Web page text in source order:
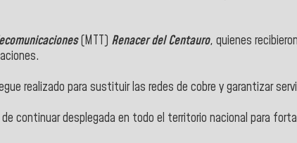
(MTT) Renacer del Centauro, quienes
realizado para sustituir las redes de cobre y garantizar
continuar desplegada en todo el territorio nacional para